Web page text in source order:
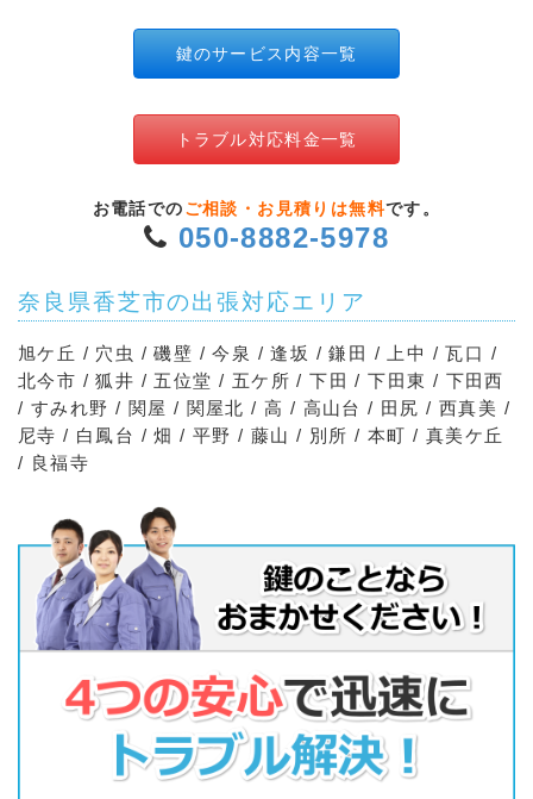
鍵のサービス内容一覧
トラブル対応料金一覧
お電話での ご相談・お見積りは無料です。
050-8882-5978
奈良県香芝市の出張対応エリア
旭ケ丘 / 穴虫 / 磯壁 / 今泉 / 逢坂 / 鎌田 / 上中 / 瓦口 /
北今市 / 狐井 / 五位堂 / 五ケ所 / 下田 / 下田東 / 下田西
/ すみれ野 / 関屋 / 関屋北 / 高 / 高山台 / 田尻 / 西真美 /
尼寺 / 白鳳台 / 畑 / 平野 / 藤山 / 別所 / 本町 / 真美ケ丘
/ 良福寺